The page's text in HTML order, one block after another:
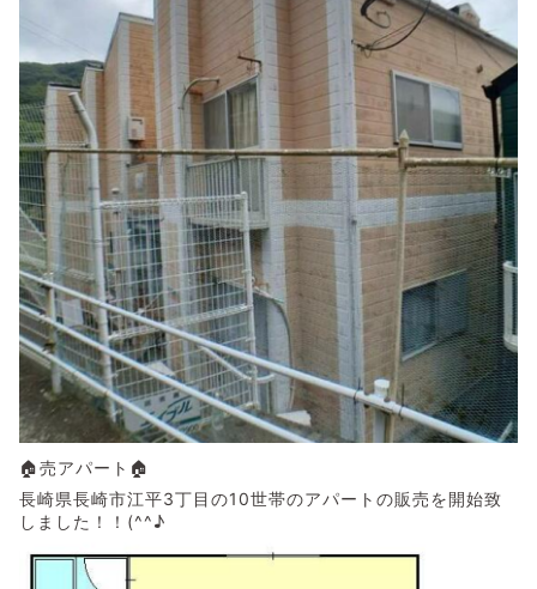
🏠売アパート🏠
長崎県長崎市江平3丁目の10世帯のアパートの販売を開始致
しました！！(^^♪